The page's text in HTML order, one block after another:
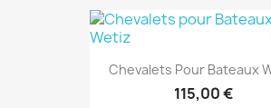
Chevalets Pour Bateaux
115,00 €